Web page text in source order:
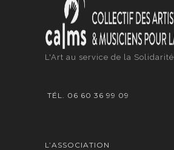
L'Art au service de la Solidarité
TÉL. 06 60 36 99 09
L’ASSOCIATION